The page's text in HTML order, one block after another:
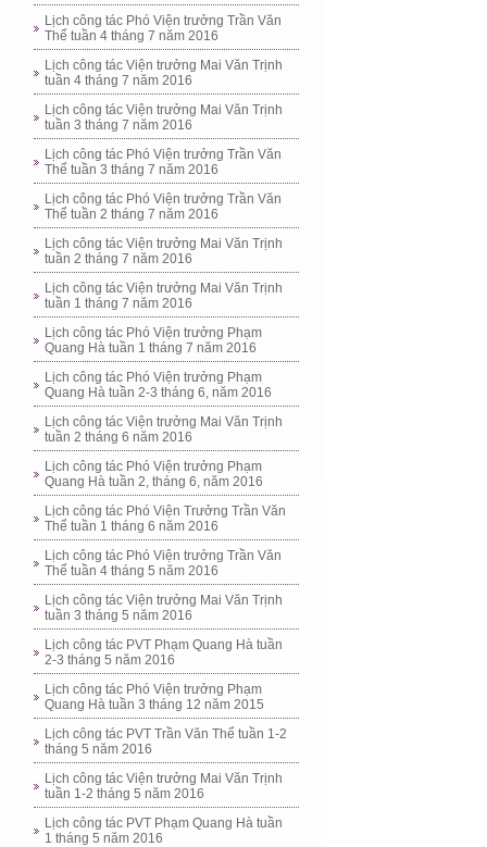
Lịch công tác Phó Viện trưởng Trần Văn
Thể tuần 4 tháng 7 năm 2016
Lịch công tác Viện trưởng Mai Văn Trịnh
tuần 4 tháng 7 năm 2016
Lịch công tác Viện trưởng Mai Văn Trịnh
tuần 3 tháng 7 năm 2016
Lịch công tác Phó Viện trưởng Trần Văn
Thể tuần 3 tháng 7 năm 2016
Lịch công tác Phó Viện trưởng Trần Văn
Thể tuần 2 tháng 7 năm 2016
Lịch công tác Viện trưởng Mai Văn Trịnh
tuần 2 tháng 7 năm 2016
Lịch công tác Viện trưởng Mai Văn Trịnh
tuần 1 tháng 7 năm 2016
Lịch công tác Phó Viện trưởng Phạm
Quang Hà tuần 1 tháng 7 năm 2016
Lịch công tác Phó Viện trưởng Phạm
Quang Hà tuần 2-3 tháng 6, năm 2016
Lịch công tác Viện trưởng Mai Văn Trịnh
tuần 2 tháng 6 năm 2016
Lịch công tác Phó Viện trưởng Phạm
Quang Hà tuần 2, tháng 6, năm 2016
Lịch công tác Phó Viện Trưởng Trần Văn
Thể tuần 1 tháng 6 năm 2016
Lịch công tác Phó Viện trưởng Trần Văn
Thể tuần 4 tháng 5 năm 2016
Lịch công tác Viện trưởng Mai Văn Trịnh
tuần 3 tháng 5 năm 2016
Lịch công tác PVT Phạm Quang Hà tuần
2-3 tháng 5 năm 2016
Lịch công tác Phó Viện trưởng Phạm
Quang Hà tuần 3 tháng 12 năm 2015
Lịch công tác PVT Trần Văn Thể tuần 1-2
tháng 5 năm 2016
Lịch công tác Viện trưởng Mai Văn Trịnh
tuần 1-2 tháng 5 năm 2016
Lịch công tác PVT Phạm Quang Hà tuần
1 tháng 5 năm 2016